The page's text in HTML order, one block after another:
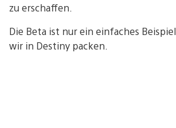
zu erschaffen.
Die Beta ist nur ein einfaches
wir in Destiny packen.